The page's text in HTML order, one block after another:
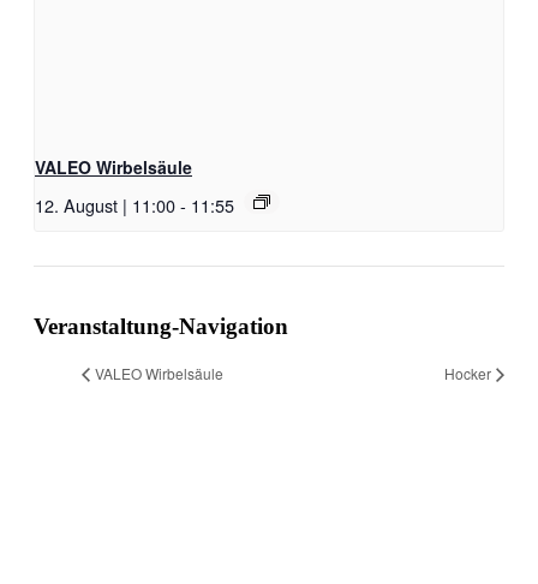
VALEO Wirbelsäule
12. August | 11:00- 11:55
Veranstaltung-Navigation
VALEO Wirbelsäule Hocker